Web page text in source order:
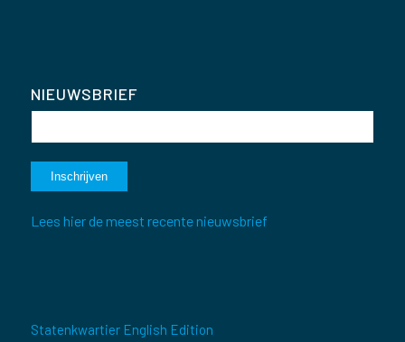
NIEUWSBRIEF
Lees hier de meest recente nieuwsbrief
Statenkwartier English Edition